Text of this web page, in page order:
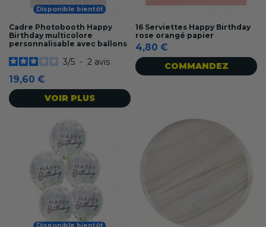
Disponible bientôt
Cadre Photobooth Happy
Birthday multicolore
personnalisable avec ballons
3/5 - 2 avis
19,60 €
VOIR PLUS
16 Serviettes Happy Birthday
rose orangé papier
4,80 €
COMMANDEZ